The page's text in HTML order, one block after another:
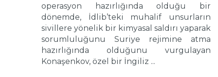
operasyon hazırlığında olduğu bir
dönemde, İdlib’teki muhalif unsurların
sivillere yönelik bir kimyasal saldırı yaparak
sorumluluğunu Suriye rejimine atma
hazırlığında olduğunu vurgulayan
Konaşenkov, özel bir İngiliz ...